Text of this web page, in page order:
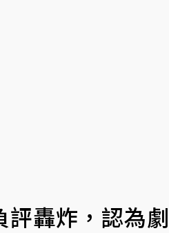
評轟炸，認為